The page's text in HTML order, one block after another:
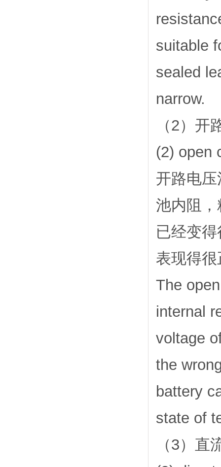
suitable
sealed
narrow.
（2）开
(2) open
开路电
池内阻
已经变
表现得
The
internal
voltage
the
battery
state of
（3）直